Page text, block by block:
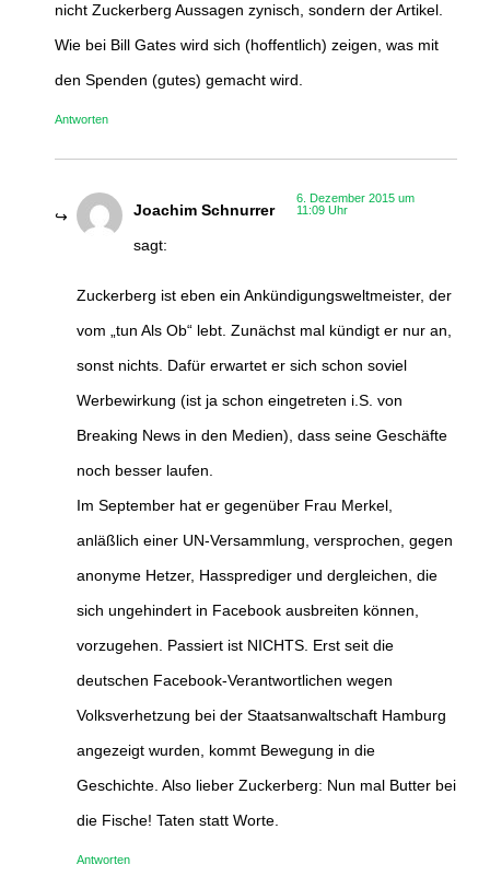
nicht Zuckerberg Aussagen zynisch, sondern der Artikel.
Wie bei Bill Gates wird sich (hoffentlich) zeigen, was mit
den Spenden (gutes) gemacht wird.
Antworten
Joachim Schnurrer
sagt:
6. Dezember 2015 um
11:09 Uhr
Zuckerberg ist eben ein Ankündigungsweltmeister, der
vom „tun Als Ob“ lebt. Zunächst mal kündigt er nur an,
sonst nichts. Dafür erwartet er sich schon soviel
Werbewirkung (ist ja schon eingetreten i.S. von
Breaking News in den Medien), dass seine Geschäfte
noch besser laufen.
Im September hat er gegenüber Frau Merkel,
anläßlich einer UN-Versammlung, versprochen, gegen
anonyme Hetzer, Hassprediger und dergleichen, die
sich ungehindert in Facebook ausbreiten können,
vorzugehen. Passiert ist NICHTS. Erst seit die
deutschen Facebook-Verantwortlichen wegen
Volksverhetzung bei der Staatsanwaltschaft Hamburg
angezeigt wurden, kommt Bewegung in die
Geschichte. Also lieber Zuckerberg: Nun mal Butter bei
die Fische! Taten statt Worte.
Antworten